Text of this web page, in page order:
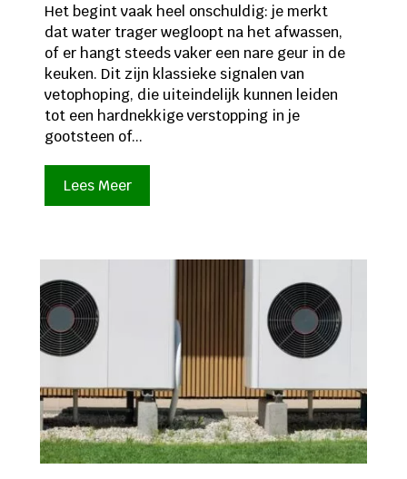
Het begint vaak heel onschuldig: je merkt
dat water trager wegloopt na het afwassen,
of er hangt steeds vaker een nare geur in de
keuken. Dit zijn klassieke signalen van
vetophoping, die uiteindelijk kunnen leiden
tot een hardnekkige verstopping in je
gootsteen of...
Lees Meer